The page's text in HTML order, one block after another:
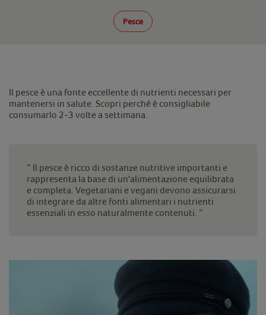
Pesce
Il pesce è una fonte eccellente di nutrienti necessari per
mantenersi in salute. Scopri perché è consigliabile
consumarlo 2-3 volte a settimana.
“ Il pesce è ricco di sostanze nutritive importanti e
rappresenta la base di un'alimentazione equilibrata
e completa. Vegetariani e vegani devono assicurarsi
di integrare da altre fonti alimentari i nutrienti
essenziali in esso naturalmente contenuti. ”